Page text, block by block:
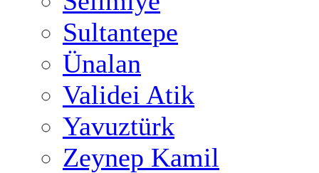
Sultantepe
Ünalan
Validei Atik
Yavuztürk
Zeynep Kamil